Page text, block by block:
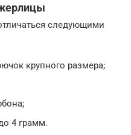
следующими
крупного размера;
4 грамм.